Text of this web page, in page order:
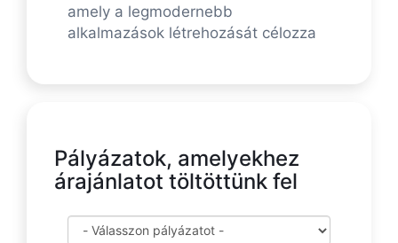
amely a legmodernebb
alkalmazások létrehozását célozza
Pályázatok, amelyekhez
árajánlatot töltöttünk fel